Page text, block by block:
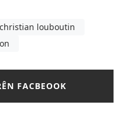
christian louboutin
FACBEOOK